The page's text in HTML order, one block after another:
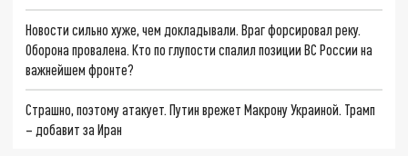
Новости сильно хуже, чем докладывали. Враг форсировал реку.
Оборона провалена. Кто по глупости спалил позиции ВС России на
важнейшем фронте?
Страшно, поэтому атакует. Путин врежет Макрону Украиной. Трамп
– добавит за Иран